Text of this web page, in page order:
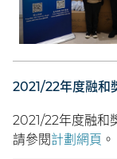
2021/22年度融和
2021/22年度融和
請參閱計劃網頁 。